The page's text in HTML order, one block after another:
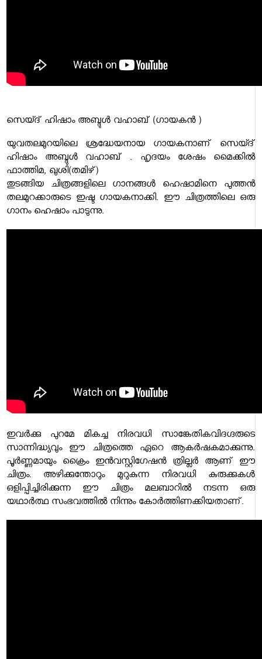
സെയ്ദ് ഹിഷാം അബ്ദുൾ വഹാബ് (ഗായകൻ )
യുവതലമുറയിലെ ശ്രദ്ധേയനായ ഗായകനാണ് സെയ്ദ്
ഹിഷാം അബ്ദുൾ വഹാബ് . ഹൃദയം ശേഷം മൈക്കിൽ
ഫാത്തിമ, ഖുശി(തമിഴ്)
തുടങ്ങിയ ചിത്രങ്ങളിലെ ഗാനങ്ങൾ ഹെഷാമിനെ പുത്തൻ
തലമുറക്കാരുടെ ഇഷ്ട ഗായകനാക്കി. ഈ ചിത്രത്തിലെ ഒരു
ഗാനം ഹെഷാം പാടുന്നു.
ഇവർക്കു പുറമേ മികച്ച നിരവധി സാങ്കേതികവിദഗ്ദരുടെ
സാന്നിദ്ധ്യവും ഈ ചിത്രത്തെ ഏറെ ആകർഷകമാക്കുന്നു.
പൂർണ്ണമായും ക്രൈം ഇൻവസ്റ്റിഗേഷൻ ത്രില്ലർ ആണ് ഈ
ചിത്രം. അഴിക്കുന്തോറും മുറുകുന്ന നിരവധി കുരുക്കുകൾ
ഒളിപ്പിച്ചിരിക്കുന്ന ഈ ചിത്രം മലബാറിൽ നടന്ന ഒരു
യഥാർത്ഥ സംഭവത്തിൽ നിന്നും കോർത്തിണക്കിയതാണ്.